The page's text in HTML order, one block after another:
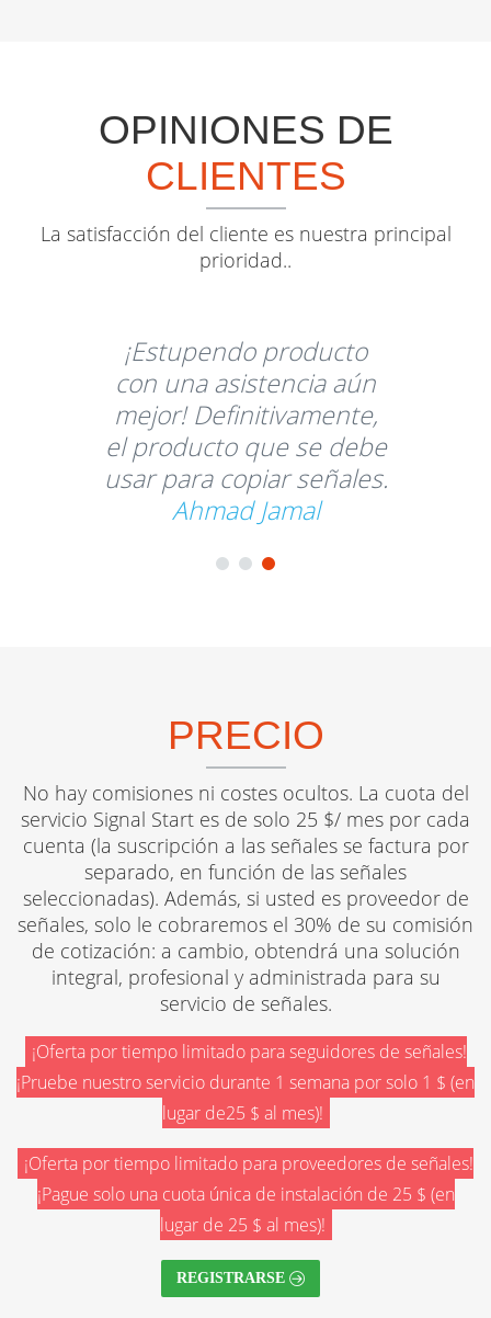
OPINIONES DE
CLIENTES
La satisfacción del cliente es nuestra principal
prioridad..
¡Estupendo producto
con una asistencia aún
mejor! Definitivamente,
el producto que se debe
usar para copiar señales.
Ahmad Jamal
PRECIO
No hay comisiones ni costes ocultos. La cuota del
servicio Signal Start es de solo 25 $/ mes por cada
cuenta (la suscripción a las señales se factura por
separado, en función de las señales
seleccionadas). Además, si usted es proveedor de
señales, solo le cobraremos el 30% de su comisión
de cotización: a cambio, obtendrá una solución
integral, profesional y administrada para su
servicio de señales.
¡Oferta por tiempo limitado para seguidores de señales!
¡Pruebe nuestro servicio durante 1 semana por solo 1 $ (en
lugar de25 $ al mes)!
¡Oferta por tiempo limitado para proveedores de señales!
¡Pague solo una cuota única de instalación de 25 $ (en
lugar de 25 $ al mes)!
REGISTRARSE